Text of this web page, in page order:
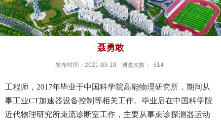
聂勇敢
发布时间：2021-03-19 浏览次数： 614
工程师，2017年毕业于中国科学院高能物理研究所，期间从
事工业CT加速器设备控制等相关工作。毕业后在中国科学院
近代物理研究所束流诊断室工作，主要从事束诊探测器运动